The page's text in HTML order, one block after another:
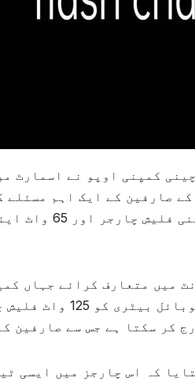
کمپنی اوپو نے اسمارٹ
سپر وی او او سی
میں متعارف کرائے جہاں
کہ اس چارجز میں ایسی